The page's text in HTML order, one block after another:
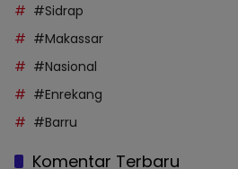
#Sidrap
#Makassar
#Nasional
#Enrekang
#Barru
Komentar Terbaru